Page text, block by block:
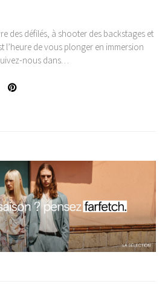
des défilés, à shooter des backstages et
l’heure de vous plonger en immersion
nous dans…